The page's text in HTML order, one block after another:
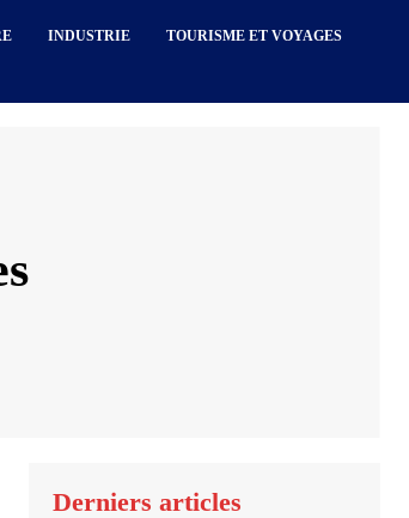
INDUSTRIE TOURISME ET VOYAGES
Derniers articles